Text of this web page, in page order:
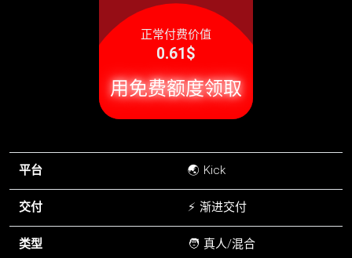
正常付费价值
0.61$
用免费额度领取
平台
🌏 Kick
交付
⚡ 渐进交付
类型
🧑 真人/混合